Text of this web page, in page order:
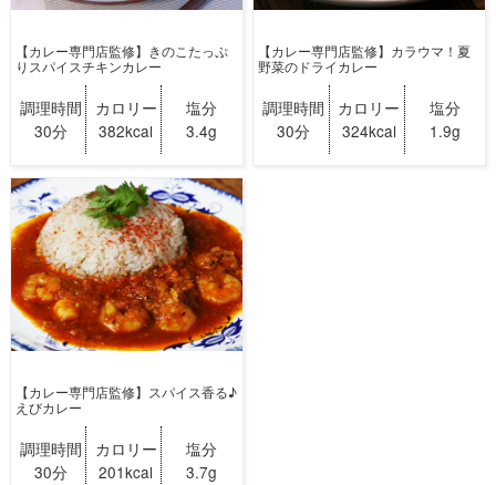
【カレー専門店監修】きのこたっぷ
りスパイスチキンカレー
調理時間
30分
カロリー
382kcal
塩分
3.4g
【カレー専門店監修】カラウマ！夏
野菜のドライカレー
調理時間
30分
カロリー
324kcal
塩分
1.9g
【カレー専門店監修】スパイス香る♪
えびカレー
調理時間
30分
カロリー
201kcal
塩分
3.7g